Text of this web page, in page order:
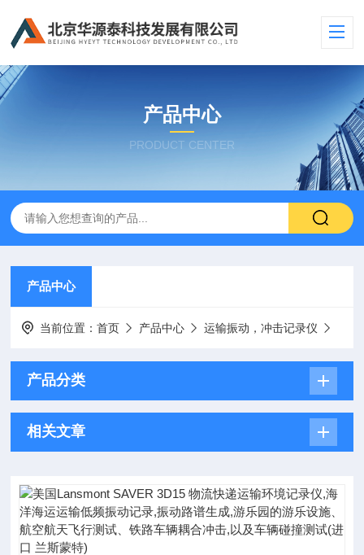
产品中心
PRODUCT CENTER
产品中心
当前位置：首页 产品中心 运输振动，冲击记录仪
产品分类
相关文章